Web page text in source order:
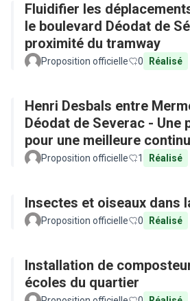
Fluidifier les
le boulevard Déodat de
proximité du tramway
Proposition officielle 0 Réalisé
Henri Desbals entre
Déodat de Severac - Une
pour une meilleure
Proposition officielle 1 Réalisé
Insectes et oiseaux dans
Proposition officielle 0 Réalisé
Installation de
écoles du quartier